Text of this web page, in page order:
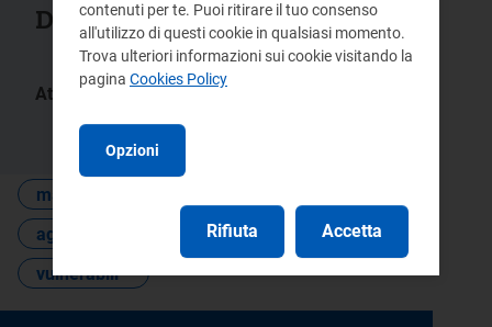
Documenti collegati
Atti:
219/2026/R/eel
maggior tutela
aggiornamento trimestrale
vulnerabili
contenuti per te. Puoi ritirare il tuo consenso
all'utilizzo di questi cookie in qualsiasi momento.
Trova ulteriori informazioni sui cookie visitando la
pagina Cookies Policy
Opzioni
Rifiuta Accetta